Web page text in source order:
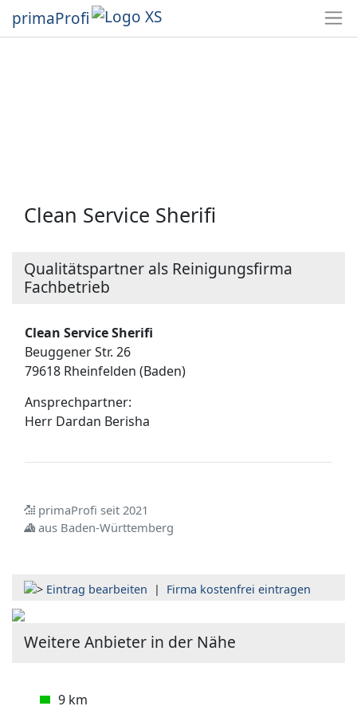
primaProfi
Clean Service Sherifi
Qualitätspartner als Reinigungsfirma
Fachbetrieb
Clean Service Sherifi
Beuggener Str. 26
79618 Rheinfelden (Baden)
Ansprechpartner:
Herr Dardan Berisha
primaProfi seit 2021
aus Baden-Württemberg
Eintrag bearbeiten | Firma kostenfrei eintragen
Weitere Anbieter in der Nähe
9 km